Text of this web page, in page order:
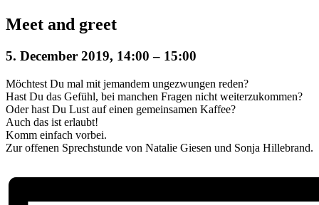
Meet and greet
5. December 2019, 14:00 – 15:00
Möchtest Du mal mit jemandem ungezwungen reden?
Hast Du das Gefühl, bei manchen Fragen nicht weiter­zukommen?
Oder hast Du Lust auf einen gemeinsamen Kaffee?
Auch das ist erlaubt!
Komm einfach vorbei.
Zur offenen Sprechstunde von Natalie Giesen und Sonja Hillebrand.